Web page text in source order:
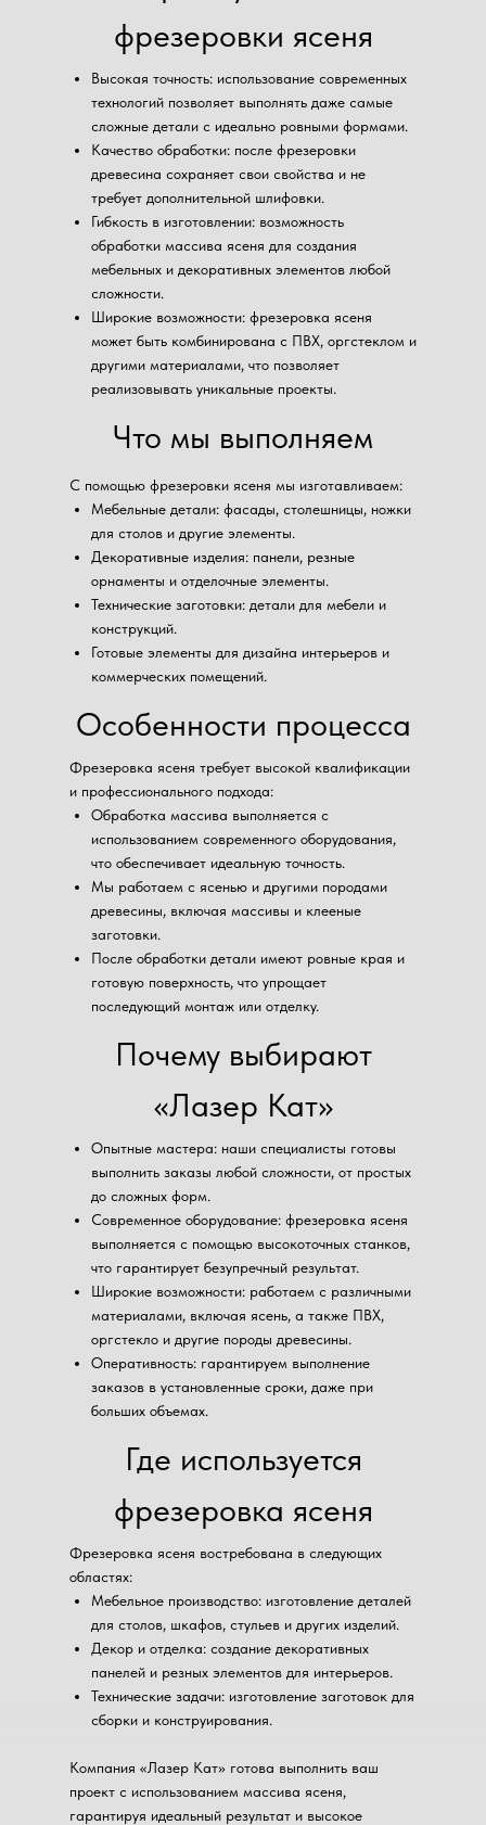
фрезеровки ясеня
Высокая точность: использование современных
технологий позволяет выполнять даже самые
сложные детали с идеально ровными формами.
Качество обработки: после фрезеровки
древесина сохраняет свои свойства и не
требует дополнительной шлифовки.
Гибкость в изготовлении: возможность
обработки массива ясеня для создания
мебельных и декоративных элементов любой
сложности.
Широкие возможности: фрезеровка ясеня
может быть комбинирована с ПВХ, оргстеклом и
другими материалами, что позволяет
реализовывать уникальные проекты.
Что мы выполняем
С помощью фрезеровки ясеня мы изготавливаем:
Мебельные детали: фасады, столешницы, ножки
для столов и другие элементы.
Декоративные изделия: панели, резные
орнаменты и отделочные элементы.
Технические заготовки: детали для мебели и
конструкций.
Готовые элементы для дизайна интерьеров и
коммерческих помещений.
Особенности процесса
Фрезеровка ясеня требует высокой квалификации
и профессионального подхода:
Обработка массива выполняется с
использованием современного оборудования,
что обеспечивает идеальную точность.
Мы работаем с ясенью и другими породами
древесины, включая массивы и клееные
заготовки.
После обработки детали имеют ровные края и
готовую поверхность, что упрощает
последующий монтаж или отделку.
Почему выбирают
«Лазер Кат»
Опытные мастера: наши специалисты готовы
выполнить заказы любой сложности, от простых
до сложных форм.
Современное оборудование: фрезеровка ясеня
выполняется с помощью высокоточных станков,
что гарантирует безупречный результат.
Широкие возможности: работаем с различными
материалами, включая ясень, а также ПВХ,
оргстекло и другие породы древесины.
Оперативность: гарантируем выполнение
заказов в установленные сроки, даже при
больших объемах.
Где используется
фрезеровка ясеня
Фрезеровка ясеня востребована в следующих
областях:
Мебельное производство: изготовление деталей
для столов, шкафов, стульев и других изделий.
Декор и отделка: создание декоративных
панелей и резных элементов для интерьеров.
Технические задачи: изготовление заготовок для
сборки и конструирования.
Компания «Лазер Кат» готова выполнить ваш
проект с использованием массива ясеня,
гарантируя идеальный результат и высокое